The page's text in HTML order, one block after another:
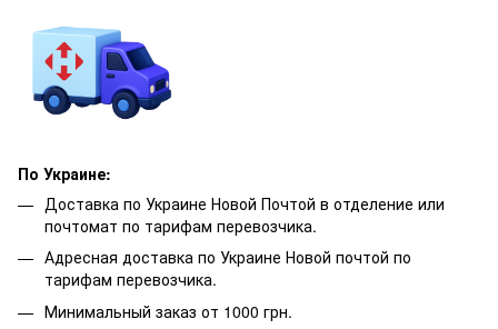
По Украине:
Доставка по Украине Новой Почтой в отделение или
почтомат по тарифам перевозчика.
Адресная доставка по Украине Новой почтой по
тарифам перевозчика.
Минимальный заказ от 1000 грн.